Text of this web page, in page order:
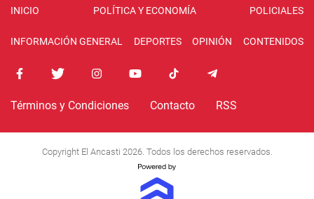
INICIO POLÍTICA Y ECONOMÍA POLICIALES
INFORMACIÓN GENERAL DEPORTES OPINIÓN CONTENIDOS
Términos y Condiciones Contacto RSS
Copyright El Ancasti 2026. Todos los derechos reservados.